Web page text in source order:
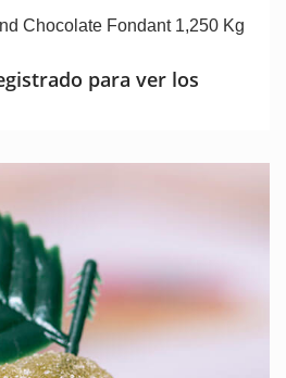
Chocolate Fondant 1,250 Kg
para ver los